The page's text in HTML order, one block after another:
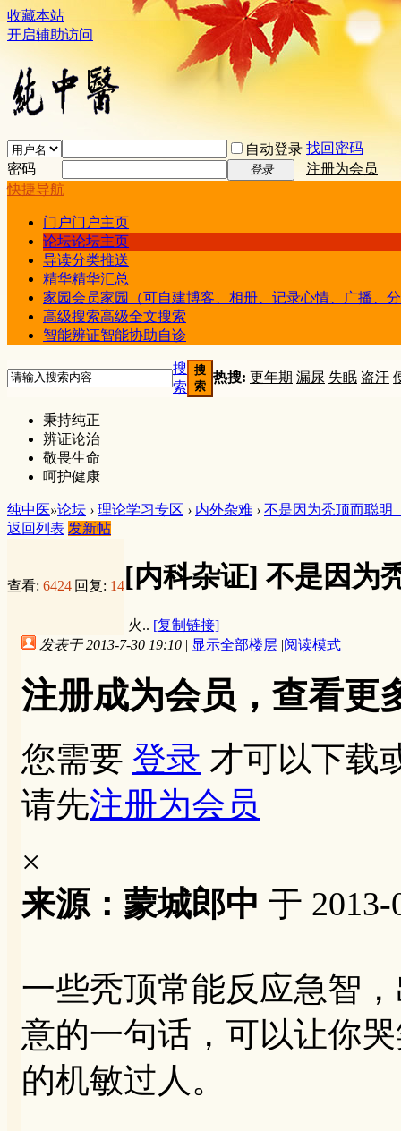
收藏本站
开启辅助访问
自动登录 找回密码
密码
登录
注册为会员
快捷导航
门户门户主页
论坛论坛主页
导读分类推送
精华精华汇总
家园会员家园（可自建博客、相册、记录心情、广播、
高级搜索高级全文搜索
智能辨证智能协助自诊
搜
索
搜
索
热搜: 更年期 漏尿 失眠 盗汗
秉持纯正
辨证论治
敬畏生命
呵护健康
纯中医»论坛 › 理论学习专区 › 内外杂难 › 不是因为秃顶而聪明
返回列表 发新帖
查看: 6424|回复: 14[内科杂证] 不是因为
火.. [复制链接]
发表于 2013-7-30 19:10 | 显示全部楼层 |阅读模式
注册成为会员，查看更
您需要 登录 才可以下载
请先注册为会员
×
来源：蒙城郎中 于 2013-
一些秃顶常能反应急智
意的一句话，可以让你
的机敏过人。